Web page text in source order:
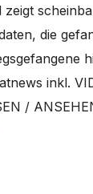
zeigt
die
inkl.
/